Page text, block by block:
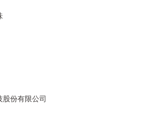
份有限公司